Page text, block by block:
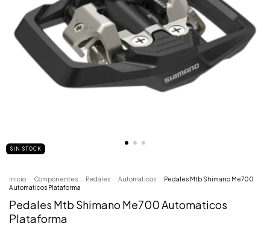
SIN STOCK
Inicio Componentes Pedales Automaticos
Pedales Mtb Shimano Me700
Automaticos Plataforma
Pedales Mtb Shimano Me700 Automaticos
Plataforma